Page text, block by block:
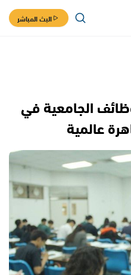
البث المباشر
الجامعية في
عالمية